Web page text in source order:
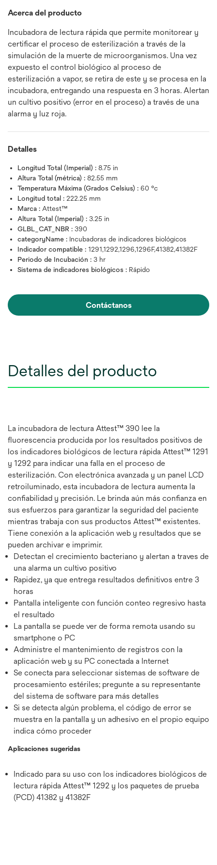
Acerca del producto
Incubadora de lectura rápida que permite monitorear y
certificar el proceso de esterilización a través de la
simulación de la muerte de microorganismos. Una vez
expuesto el control biológico al proceso de
esterilización a vapor, se retira de este y se procesa en la
incubadora, entregando una respuesta en 3 horas. Alertan
un cultivo positivo (error en el proceso) a través de una
alarma y luz roja.
Detalles
Longitud Total (Imperial) : 8.75 in
Altura Total (métrica) : 82.55 mm
Temperatura Máxima (Grados Celsius) : 60 °c
Longitud total : 222.25 mm
Marca : Attest™
Altura Total (Imperial) : 3.25 in
GLBL_CAT_NBR : 390
categoryName : Incubadoras de indicadores biológicos
Indicador compatible : 1291,1292,1296,1296F,41382,41382F
Periodo de Incubación : 3 hr
Sistema de indicadores biológicos : Rápido
Contáctanos
Detalles del producto
La incubadora de lectura Attest™ 390 lee la
fluorescencia producida por los resultados positivos de
los indicadores biológicos de lectura rápida Attest™ 1291
y 1292 para indicar una falla en el proceso de
esterilización. Con electrónica avanzada y un panel LCD
retroiluminado, esta incubadora de lectura aumenta la
confiabilidad y precisión. Le brinda aún más confianza en
sus esfuerzos para garantizar la seguridad del paciente
mientras trabaja con sus productos Attest™ existentes.
Tiene conexión a la aplicación web y resultados que se
pueden archivar e imprimir.
Detectan el crecimiento bacteriano y alertan a traves de
una alarma un cultivo positivo
Rapidez, ya que entrega resultados definitivos entre 3
horas
Pantalla inteligente con función conteo regresivo hasta
el resultado
La pantalla se puede ver de forma remota usando su
smartphone o PC
Administre el mantenimiento de registros con la
aplicación web y su PC conectada a Internet
Se conecta para seleccionar sistemas de software de
procesamiento estériles; pregunte a su representante
del sistema de software para más detalles
Si se detecta algún problema, el código de error se
muestra en la pantalla y un adhesivo en el propio equipo
indica cómo proceder
Aplicaciones sugeridas
Indicado para su uso con los indicadores biológicos de
lectura rápida Attest™ 1292 y los paquetes de prueba
(PCD) 41382 y 41382F